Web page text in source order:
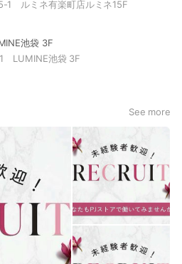
1 ルミネ有楽町店ルミネ15F
池袋 3F
LUMINE池袋 3F
See more